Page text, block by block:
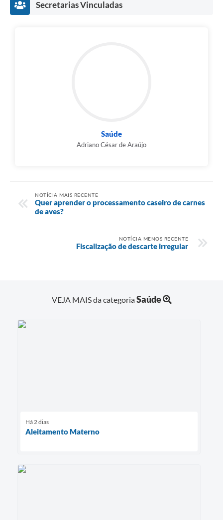
Secretarias Vinculadas
Saúde
Adriano César de Araújo
NOTÍCIA MAIS RECENTE
Quer aprender o processamento caseiro de carnes
de aves?
NOTÍCIA MENOS RECENTE
Fiscalização de descarte irregular
VEJA MAIS da categoriaSaúde
Há 2 dias
Aleitamento Materno